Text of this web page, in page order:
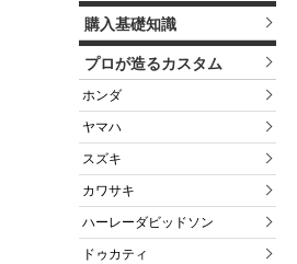
購入基礎知識
プロが造るカスタム
ホンダ
ヤマハ
スズキ
カワサキ
ハーレーダビッドソン
ドゥカティ